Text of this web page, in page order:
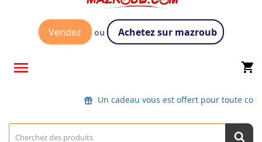
Vendez ou Achetez sur mazroub
 shopping_cart
Un cadeau vous est offert pour toute